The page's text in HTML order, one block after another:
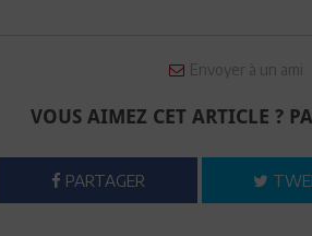
Envoyer à un ami
VOUS AIMEZ CET ARTICLE ?
PARTAGER